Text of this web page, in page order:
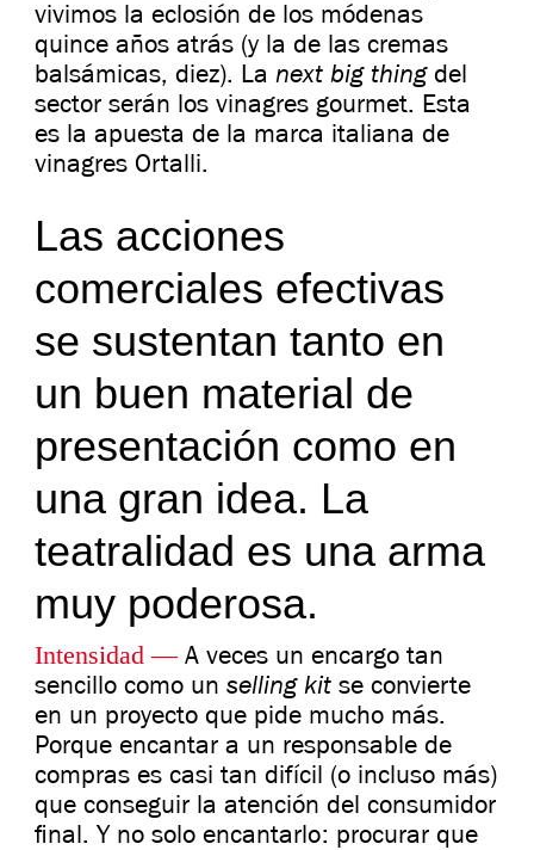
vivimos la eclosión de los módenas
quince años atrás (y la de las cremas
balsámicas, diez). La next big thingdel
sector serán los vinagres gourmet. Esta
es la apuesta de la marca italiana de
vinagres Ortalli.
Las acciones
comerciales efectivas
se sustentan tanto en
un buen material de
presentación como en
una gran idea. La
teatralidad es una arma
muy poderosa.
Intensidad​ — A veces un encargo tan
sencillo como un selling kit se convierte
en un proyecto que pide mucho más.
Porque encantar a un responsable de
compras es casi tan difícil (o incluso más)
que conseguir la atención del consumidor
final. Y no solo encantarlo: procurar que